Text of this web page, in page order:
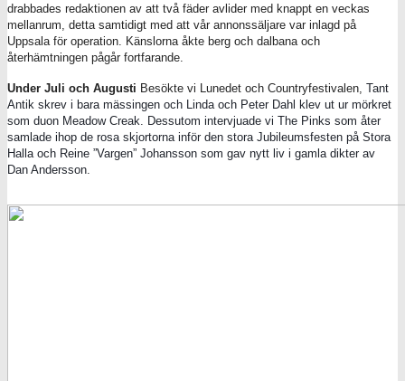
drabbades redaktionen av att två fäder avlider med knappt en veckas
mellanrum, detta samtidigt med att vår annonssäljare var inlagd på
Uppsala för operation. Känslorna åkte berg och dalbana och
återhämtningen pågår fortfarande.
Under Juli och Augusti Besökte vi Lunedet och Countryfestivalen, Tant
Antik skrev i bara mässingen och Linda och Peter Dahl klev ut ur mörkret
som duon Meadow Creak. Dessutom intervjuade vi The Pinks som åter
samlade ihop de rosa skjortorna inför den stora Jubileumsfesten på Stora
Halla och Reine ”Vargen” Johansson som gav nytt liv i gamla dikter av
Dan Andersson.